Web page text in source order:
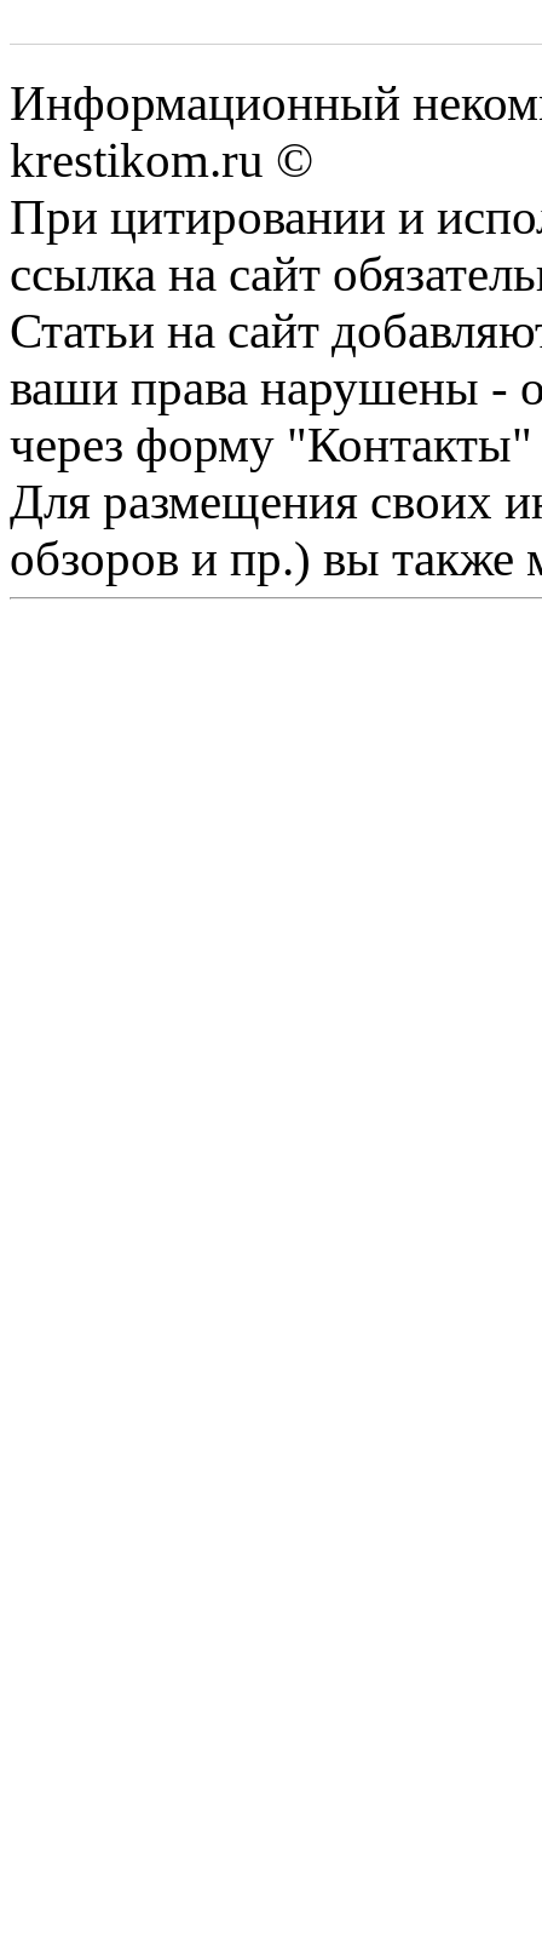
Информационный
krestikom.ru ©
При цитировании и
ссылка на сайт
Статьи на сайт
ваши права нарушены -
через форму "Контакты"
Для размещения своих
обзоров и пр.) вы также